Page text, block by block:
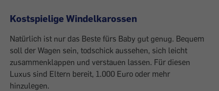
Kostspielige Windelkarossen
Natürlich ist nur das Beste fürs Baby gut genug. Bequem
soll der Wagen sein, todschick aussehen, sich leicht
zusammenklappen und verstauen lassen. Für diesen
Luxus sind Eltern bereit, 1.000 Euro oder mehr
hinzulegen.